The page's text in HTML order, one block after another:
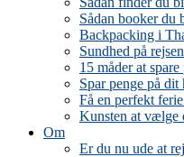
Sådan booker du
Backpacking i
Sundhed på
15 måder at
Spar penge på dit
Få en perfekt
Kunsten at vælge
Om
Er du nu ude at